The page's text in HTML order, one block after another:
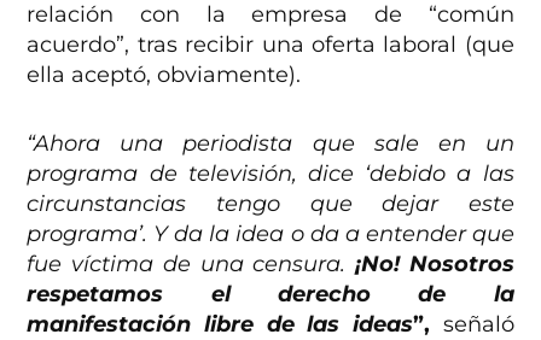
relación con la empresa de “común
acuerdo”, tras recibir una oferta laboral (que
ella aceptó, obviamente).
“Ahora una periodista que sale en un
programa de televisión, dice ‘debido a las
circunstancias tengo que dejar este
programa’. Y da la idea o da a entender que
fue víctima de una censura. ¡No! Nosotros
respetamos el derecho de la
manifestación libre de las ideas”, señaló